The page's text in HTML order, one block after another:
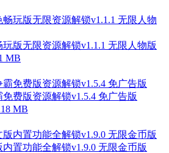
版无限资源解锁v1.1.1 无限人物版
MB
费版资源解锁v1.5.4 免广告版
MB
置功能全解锁v1.9.0 无限金币版